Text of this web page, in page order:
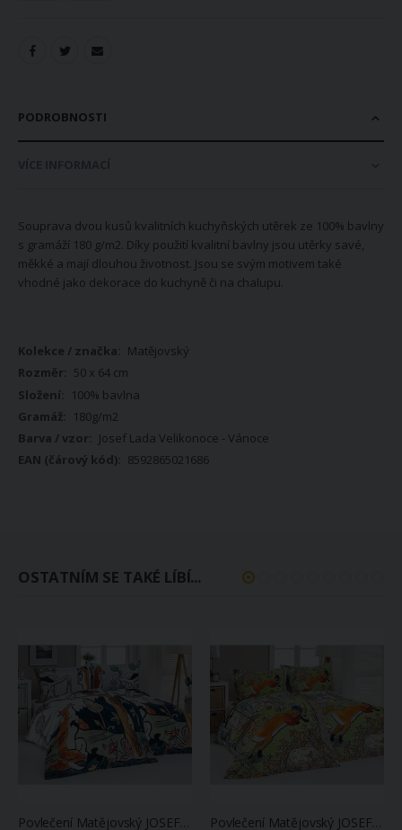
PODROBNOSTI
Souprava dvou kusů kvalitních kuchyňských utěrek ze 100% bavlny
s gramáží 180 g/m2. Díky použití kvalitní bavlny jsou utěrky savé,
měkké a mají dlouhou životnost. Jsou se svým motivem také
vhodné jako dekorace do kuchyně či na chalupu.
Více
informací
Matějovský
50 x 64 cm
100% bavlna
180g/m2
Josef Lada Velikonoce - Vánoce
8592865021686
OSTATNÍM SE TAKÉ LÍBÍ...
Povlečení Matějovský JOSEF LADA BAJKY, zeleno-bílé, bavlna hladká digitál, 140x200cm + 70x90cm Povlečení Matějovský JOSEF LADA BUDULÍNEK, zelené, bavlna hladká digitál, 140x200cm + 70x90cm